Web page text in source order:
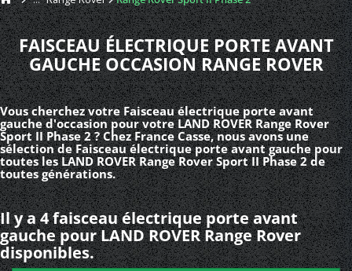
FAISCEAU ÉLECTRIQUE PORTE AVANT
GAUCHE OCCASION RANGE ROVER
Vous cherchez votre Faisceau électrique porte avant
gauche d'occasion pour votre LAND ROVER Range Rover
Sport II Phase 2 ? Chez France Casse, nous avons une
sélection de Faisceau électrique porte avant gauche pour
toutes les LAND ROVER Range Rover Sport II Phase 2 de
toutes générations.
Il y a 4 faisceau électrique porte avant
gauche pour LAND ROVER Range Rover
disponibles.